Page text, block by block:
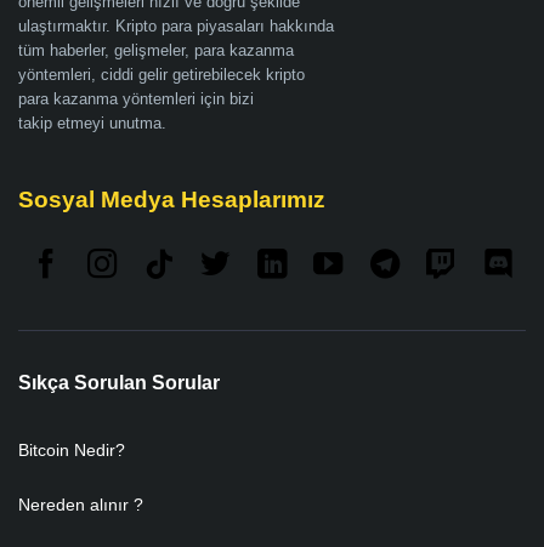
ulaştırmaktır. Kripto para piyasaları hakkında
tüm haberler, gelişmeler, para kazanma
yöntemleri, ciddi gelir getirebilecek kripto
para kazanma yöntemleri için bizi
takip etmeyi unutma.
Sosyal Medya Hesaplarımız
Sıkça Sorulan Sorular
Bitcoin Nedir?
Nereden alınır ?